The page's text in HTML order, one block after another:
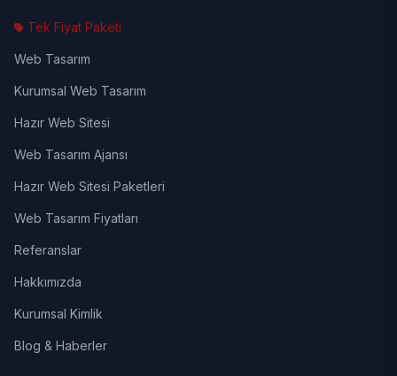
Tek Fiyat Paketi
Web Tasarım
Kurumsal Web Tasarım
Hazır Web Sitesi
Web Tasarım Ajansı
Hazır Web Sitesi Paketleri
Web Tasarım Fiyatları
Referanslar
Hakkımızda
Kurumsal Kimlik
Blog & Haberler